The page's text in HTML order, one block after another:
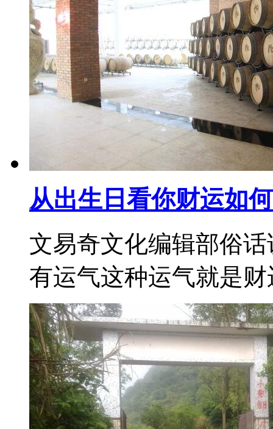
从出生日看你财运如何
文易奇文化编辑部俗
有运气这种运气就是